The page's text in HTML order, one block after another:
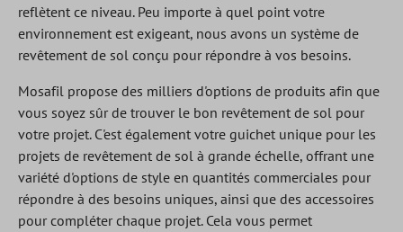
reflètent ce niveau. Peu importe à quel point votre
environnement est exigeant, nous avons un système de
revêtement de sol conçu pour répondre à vos besoins.
Mosafil propose des milliers d'options de produits afin que
vous soyez sûr de trouver le bon revêtement de sol pour
votre projet. C'est également votre guichet unique pour les
projets de revêtement de sol à grande échelle, offrant une
variété d'options de style en quantités commerciales pour
répondre à des besoins uniques, ainsi que des accessoires
pour compléter chaque projet. Cela vous permet